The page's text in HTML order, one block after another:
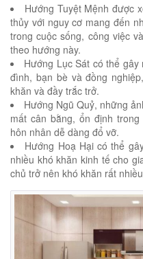
Hướng Tuyệt Mệnh được
thủy với nguy cơ mang đến
trong cuộc sống, công việc
theo hướng này.
Hướng Lục Sát có thể
đình, bạn bè và đồng
khăn và đầy trắc trở.
Hướng Ngũ Quỷ, những
mất cân bằng, ổn định
hôn nhân dễ dàng đổ vỡ.
Hướng Hoạ Hại có thể
nhiều khó khăn kinh tế cho
chủ trở nên khó khăn rất